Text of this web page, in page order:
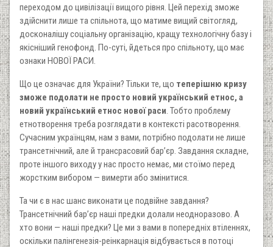
переходом до цивілізації вищого рівня. Цей перехід зможе
здійснити лише та спільнота, що матиме вищий світогляд,
досконалішу соціальну організацію, кращу технологічну базу і
якісніший генофонд. По-суті, йдеться про спільноту, що має
ознаки НОВОЇ РАСИ.
Що це означає для України? Тільки те, що теперішню кризу
зможе подолати не просто новий український етнос, а
новий український етнос нової раси. Тобто проблему
етнотворення треба розглядати в контексті расотворення.
Сучасним українцям, нам з вами, потрібно подолати не лише
трансетнічний, але й трансрасовий бар’єр. Завдання складне,
проте іншого виходу у нас просто немає, ми стоїмо перед
жорстким вибором — вимерти або змінитися.
Та чи є в нас шанс виконати це подвійне завдання?
Трансетнічний бар’єр наші предки долали неодноразово. А
хто вони — наші предки? Це ми з вами в попередніх втіленнях,
оскільки палінгенезія-реінкарнація відбувається в потоці